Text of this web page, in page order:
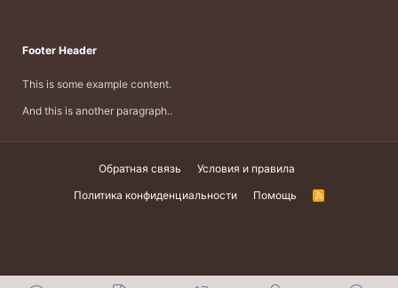
Footer Header
This is some example content.
And this is another paragraph..
Обратная связь
Условия и правила
Политика конфиденциальности
Помощь
R